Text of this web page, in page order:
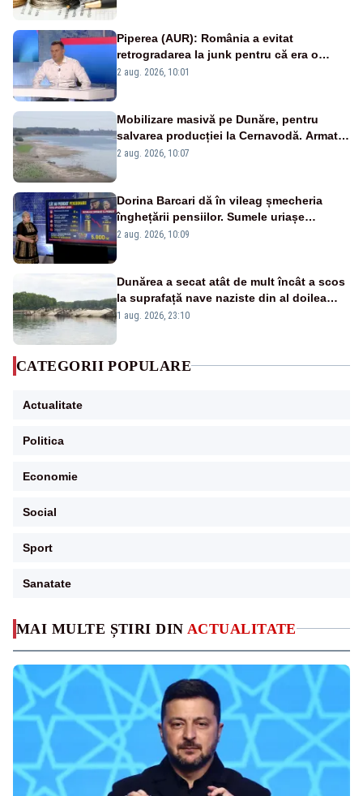
MAI MULTE ȘTIRI DIN ACTUALITATE
Piperea (AUR): România a evitat
retrogradarea la junk pentru că era o
catastrofă pentru bănci și fondurile de
2 aug. 2026, 10:01
Mobilizare masivă pe Dunăre, pentru
salvarea producției la Cernavodă. Armata
va detona o stâncă și va devia apa
2 aug. 2026, 10:07
Dorina Barcari dă în vileag șmecheria
înghețării pensiilor. Sumele uriașe
pierdute de fiecare român
2 aug. 2026, 10:09
Dunărea a secat atât de mult încât a scos
la suprafață nave naziste din al doilea
război mondial
1 aug. 2026, 23:10
CATEGORII POPULARE
Actualitate
Politica
Economie
Social
Sport
Sanatate